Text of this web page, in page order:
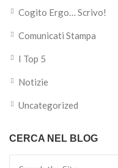
Cogito Ergo… Scrivo!
Comunicati Stampa
I Top 5
Notizie
Uncategorized
CERCA NEL BLOG